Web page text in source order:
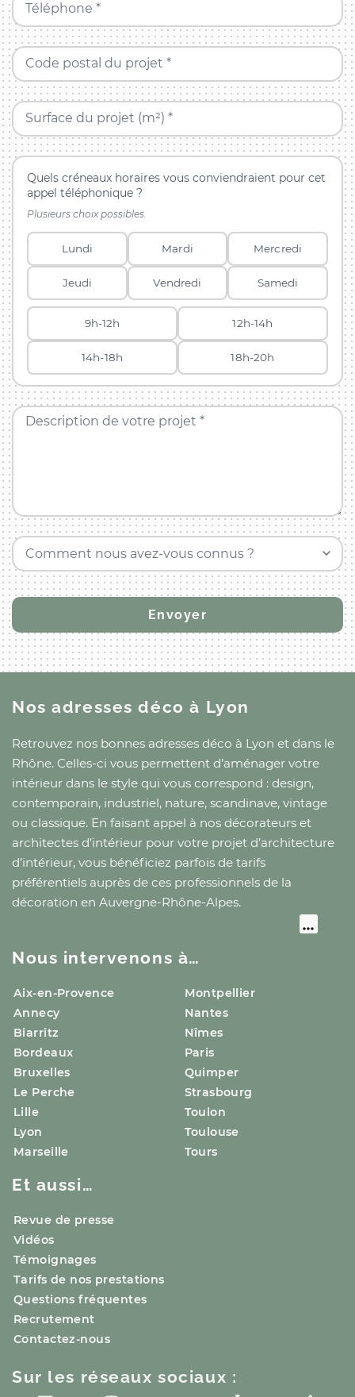
Téléphone *
Code postal du projet *
Surface du projet (m²) *
Quels créneaux horaires vous conviendraient pour cet
appel téléphonique ?
Plusieurs choix possibles.
Lundi Mardi Mercredi
Jeudi Vendredi Samedi
9h-12h 12h-14h
14h-18h 18h-20h
Description de votre projet *
Comment nous avez-vous connus ?
Nos adresses décoà Lyon
Retrouvez nos bonnes adresses déco à Lyon et dans le
Rhône. Celles-ci vous permettent d’aménager votre
intérieur dans le style qui vous correspond : design,
contemporain, industriel, nature, scandinave, vintage
ou classique. En faisant appel à nos décorateurs et
architectes d’intérieur pour votre projet d’architecture
d’intérieur, vous bénéficiez parfois de tarifs
préférentiels auprès de ces professionnels de la
décoration en Auvergne-Rhône-Alpes.
Nous intervenons à…
Aix-en-Provence
Annecy
Biarritz
Bordeaux
Bruxelles
Le Perche
Lille
Lyon
Marseille
Montpellier
Nantes
Nîmes
Paris
Quimper
Strasbourg
Toulon
Toulouse
Tours
Et aussi…
Revue de presse
Vidéos
Témoignages
Tarifs de nos prestations
Questions fréquentes
Recrutement
Contactez-nous
Sur les réseaux sociaux :